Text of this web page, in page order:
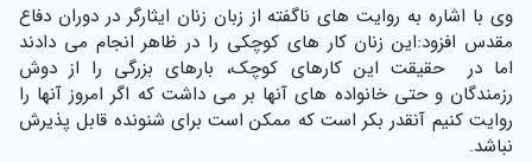
وی با اشاره به روایت های ناگفته از زبان زنان ایثارگر در دوران دفاع
مقدس افزود:این زنان کار های کوچکی را در ظاهر انجام می دادند
اما در حقیقت این کارهای کوچک، بارهای بزرگی را از دوش
رزمندگان و حتی خانواده های آنها بر می داشت که اگر امروز آنها را
روایت کنیم آنقدر بکر است که ممکن است برای شنونده قابل پذیرش
نباشد.